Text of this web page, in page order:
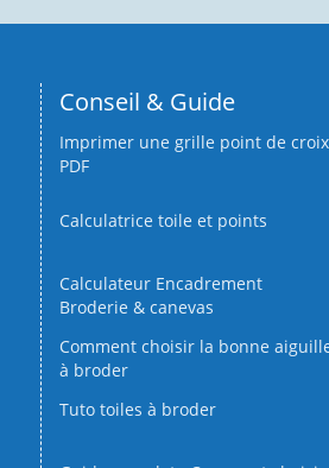
Conseil & Guide
Imprimer une grille point de croix
PDF
Calculatrice toile et points
Calculateur Encadrement
Broderie & canevas
Comment choisir la bonne
à broder
Tuto toiles à broder